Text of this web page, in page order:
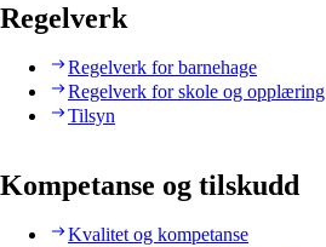
Regelverk
Regelverk for barnehage
Regelverk for skole og opplæring
Tilsyn
Kompetanse og tilskudd
Kvalitet og kompetanse